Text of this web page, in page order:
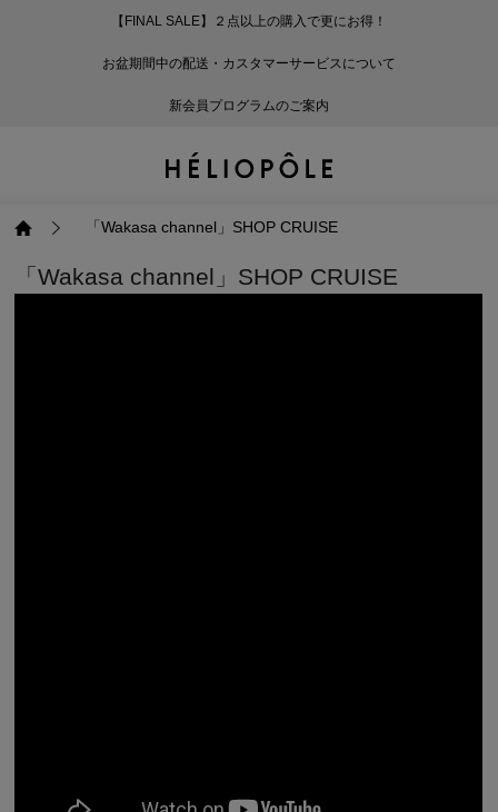
【FINAL SALE】２点以上の購入で更にお得！
お盆期間中の配送・カスタマーサービスについて
新会員プログラムのご案内
ジャケット・アウター
トップス
パンツ
戻る
コート（29）
ジャケット（34）
ブルゾン（25）
戻る
Tシャツ・カットソ
シャツ・ブラウス（
ニット（168）
パンツ
戻る
パンツ（169）
スカート
戻る
スカート（90）
戻る
ワンピース（68）
戻る
サンダル（31）
パンプス（4）
ブーツ（6）
戻る
トートバッグ（22）
ショルダーバッグ（
かごバッグ（1）
戻る
傘（10）
帽子（19）
ヘアアクセサリー（
戻る
ネックレス（9）
ピアス・イヤリング
その他アクセサリー
ジャケット・アウター
トップス
パンツ
ジャケット・アウター
戻る
コート
ジャケット
ブルゾン
トップス
戻る
Tシャツ・カットソー
シャツ・ブラウス
ニット
パンツ
戻る
サンダル
パンプス
ブーツ
戻る
トートバッグ
ショルダーバッグ
かごバッグ
戻る
傘
帽子
ヘアアクセサリー
戻る
ネックレス
ピアス・イヤリング
その他アクセサリー
「Wakasa channel」SHOP CRUISE
「Wakasa channel」SHOP CRUISE